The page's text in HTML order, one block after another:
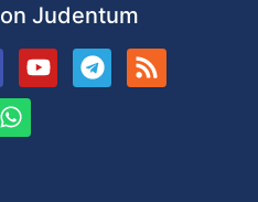
Judentum